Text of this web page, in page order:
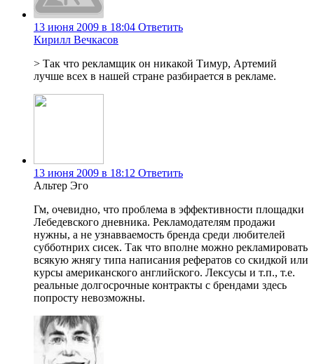
13 июня 2009 в 18:04 Ответить
Кирилл Вечкасов
> Так что рекламщик он никакой Тимур, Артемий
лучше всех в нашей стране разбирается в рекламе.
13 июня 2009 в 18:12 Ответить
Альтер Эго
Гм, очевидно, что проблема в эффективности площадки
Лебедевского дневника. Рекламодателям продажи
нужны, а не узнавваемость бренда среди любителей
субботнрих сисек. Так что вполне можно рекламировать
всякую жнягу типа написания рефератов со скидкой или
курсы американского английского. Лексусы и т.п., т.е.
реальные долгосрочные контракты с брендами здесь
попросту невозможны.